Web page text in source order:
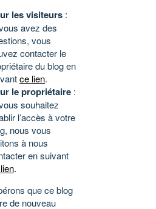
les visiteurs :
avez des
vous
contacter le
du blog en
ce lien.
le propriétaire :
souhaitez
l’accès à votre
nous vous
à nous
en suivant
.
que ce blog
de nouveau